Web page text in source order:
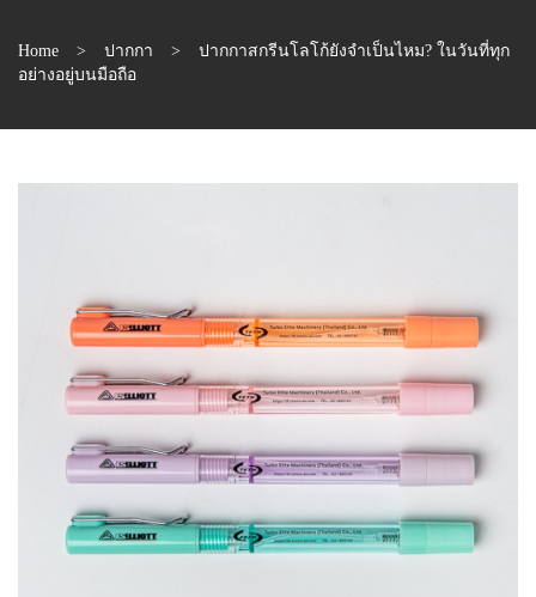
ปากกาพลาสติก
ปากกาหมึกซึม NEW
ปากกาทัชสกรีน NEW
ปากกาลบได้ NEW
ปากกาเคมี
ดินสอไม้
สินค้าสต็อก
วิธีการชำระเงิน
โชว์รูม
ขอใบเสนอราคา
Home > ปากกา >
ปากกาสกรีนโลโก้ยังจำเป็นไหม? ในวันที่ทุก
อย่างอยู่บนมือถือ